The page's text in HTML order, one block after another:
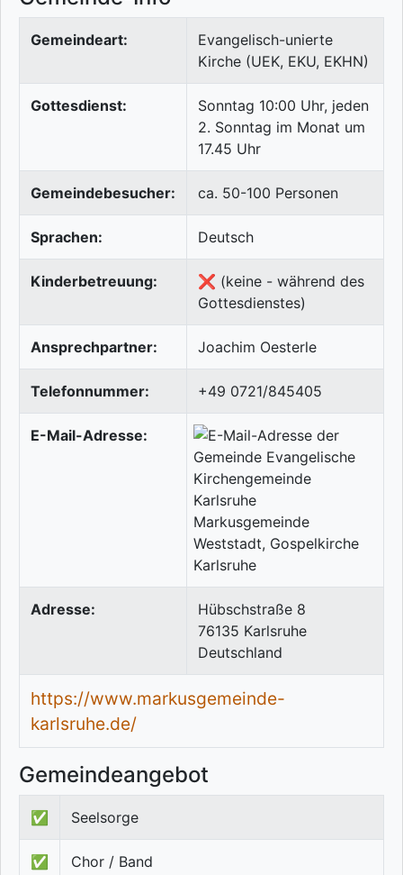
Gemeindeart:
Evangelisch-unierte
Kirche (UEK, EKU, EKHN)
Gottesdienst:
Sonntag 10:00 Uhr, jeden
2. Sonntag im Monat um
17.45 Uhr
Gemeindebesucher: ca. 50-100 Personen
Sprachen: Deutsch
Kinderbetreuung:
❌ (keine - während des
Gottesdienstes)
Ansprechpartner: Joachim Oesterle
Telefonnummer: +49 0721/845405
E-Mail-Adresse:
Adresse:
Hübschstraße 8
76135 Karlsruhe
Deutschland
https://www.markusgemeinde-
karlsruhe.de/
Gemeindeangebot
✅ Seelsorge
✅ Chor / Band